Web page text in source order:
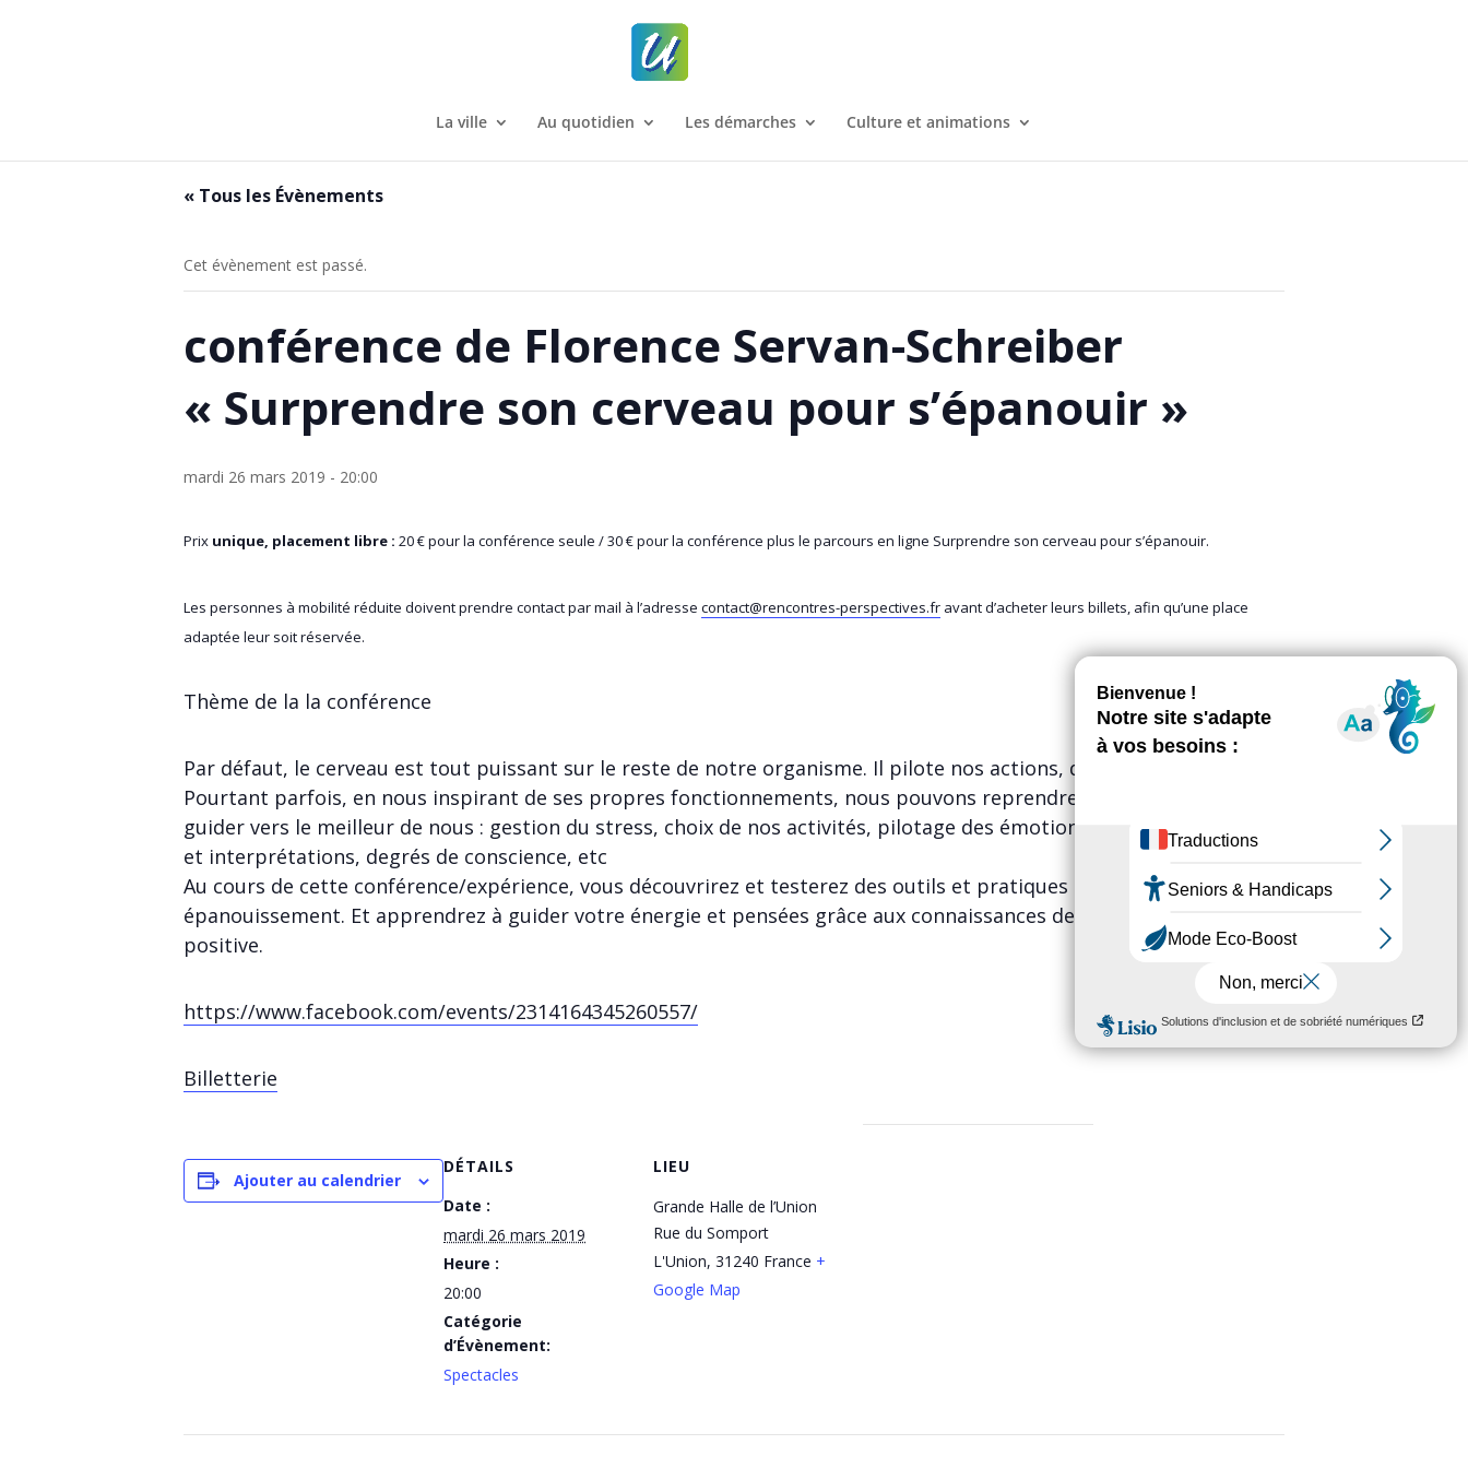
La ville Au quotidien Les démarches Culture et animations
« Tous les Évènements
Cet évènement est passé.
conférence de Florence Servan-Schreiber
« Surprendre son cerveau pour s’épanouir »
mardi 26 mars 2019 - 20:00
Prix unique, placement libre : 20 € pour la conférence seule / 30 € pour la conférence plus le parcours en ligne Surprendre son cerveau pour s’épanouir.
Les personnes à mobilité réduite doivent prendre contact par mail à l’adresse contact@rencontres-perspectives.fr avant d’acheter leurs billets, afin qu’une place
adaptée leur soit réservée.
Thème de la la conférence
Par défaut, le cerveau est tout puissant sur le reste de notre organisme. Il pilote nos actions, décisions et émotions.
Pourtant parfois, en nous inspirant de ses propres fonctionnements, nous pouvons reprendre le dessus pour le
guider vers le meilleur de nous : gestion du stress, choix de nos activités, pilotage des émotions, prises de décisions
et interprétations, degrés de conscience, etc
Au cours de cette conférence/expérience, vous découvrirez et testerez des outils et pratiques qui favorisent notre
épanouissement. Et apprendrez à guider votre énergie et pensées grâce aux connaissances de la psychologie
positive.
https://www.facebook.com/events/2314164345260557/
Billetterie
Ajouter au calendrier
DÉTAILS
Date :
mardi 26 mars 2019
Heure :
20:00
Catégorie
d’Évènement:
Spectacles
LIEU
Grande Halle de l’Union
Rue du Somport
L'Union, 31240 France +
Google Map